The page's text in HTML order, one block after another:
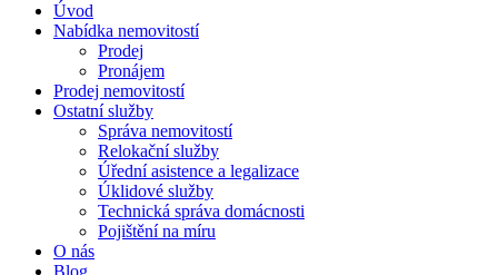
Úvod
Nabídka nemovitostí
Prodej
Pronájem
Prodej nemovitostí
Ostatní služby
Správa nemovitostí
Relokační služby
Úřední asistence a legalizace
Úklidové služby
Technická správa domácnosti
Pojištění na míru
O nás
Blog